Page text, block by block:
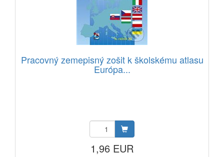
Pracovný zemepisný zošit k školskému atlasu
Európa...
1,96 EUR